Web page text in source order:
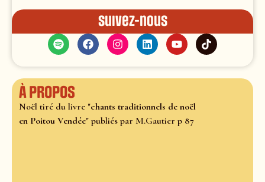
Suivez-nous
À propos
Noël tiré du livre "chants traditionnels de noël
en Poitou Vendée" publiés par M.Gautier p 87